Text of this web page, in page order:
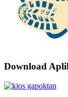
Download